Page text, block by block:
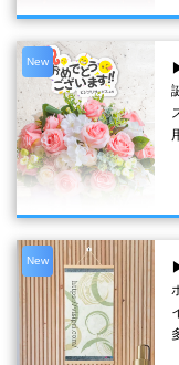
New
New